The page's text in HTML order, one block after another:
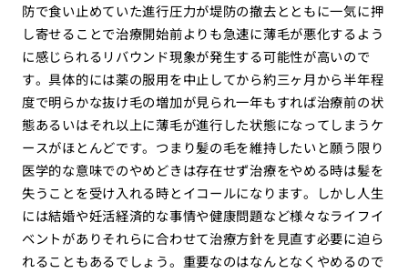
防で食い止めていた進行圧力が堤防の撤去とともに一気に押
し寄せることで治療開始前よりも急速に薄毛が悪化するよう
に感じられるリバウンド現象が発生する可能性が高いので
す。具体的には薬の服用を中止してから約三ヶ月から半年程
度で明らかな抜け毛の増加が見られ一年もすれば治療前の状
態あるいはそれ以上に薄毛が進行した状態になってしまうケ
ースがほとんどです。つまり髪の毛を維持したいと願う限り
医学的な意味でのやめどきは存在せず治療をやめる時は髪を
失うことを受け入れる時とイコールになります。しかし人生
には結婚や妊活経済的な事情や健康問題など様々なライフイ
ベントがありそれらに合わせて治療方針を見直す必要に迫ら
れることもあるでしょう。重要なのはなんとなくやめるので